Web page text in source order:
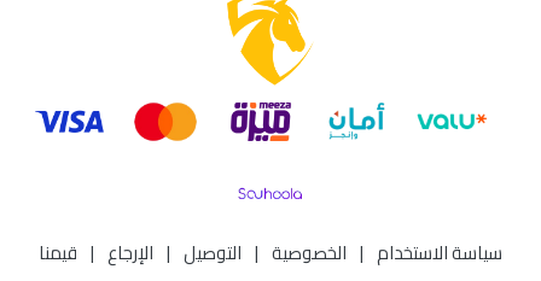
سياسة الاستخدام | الخصوصية | التوصيل | الإرجاع | قيمنا